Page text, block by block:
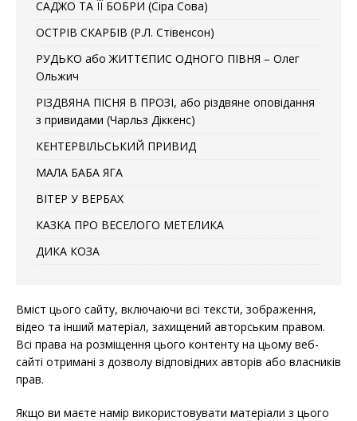
САДЖО ТА ЇЇ БОБРИ (Сіра Сова)
ОСТРІВ СКАРБІВ (Р.Л. Стівенсон)
РУДЬКО або ЖИТТЄПИС ОДНОГО ПІВНЯ – Олег
Ольжич
РІЗДВЯНА ПІСНЯ В ПРОЗІ, або різдвяне оповідання
з привидами (Чарльз Діккенс)
КЕНТЕРВІЛЬСЬКИЙ ПРИВИД
МАЛА БАБА ЯГА
ВІТЕР У ВЕРБАХ
КАЗКА ПРО ВЕСЕЛОГО МЕТЕЛИКА
ДИКА КОЗА
Вміст цього сайту, включаючи всі тексти, зображення,
відео та інший матеріал, захищений авторським правом.
Всі права на розміщення цього контенту на цьому веб-
сайті отримані з дозволу відповідних авторів або власників
прав.
Якщо ви маєте намір використовувати матеріали з цього